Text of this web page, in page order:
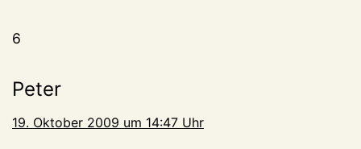
6
Peter
19. Oktober 2009 um 14:47 Uhr